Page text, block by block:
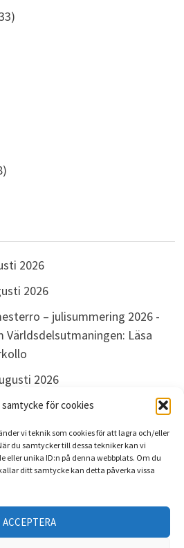
för cookies
vi teknik som cookies för att lagra och/eller
du samtycker till dessa tekniker kan vi
eller unika ID:n på denna webbplats. Om du
ditt samtycke kan detta påverka vissa
ACCEPTERA
2026
2026
– julisummering 2026 -
Världsdelsutmaningen: Läsa
2026
augusti 2026